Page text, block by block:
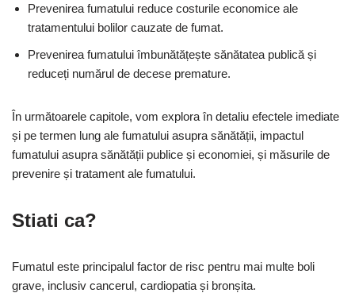
Prevenirea fumatului reduce costurile economice ale
tratamentului bolilor cauzate de fumat.
Prevenirea fumatului îmbunătățește sănătatea publică și
reduceți numărul de decese premature.
În următoarele capitole, vom explora în detaliu efectele imediate
și pe termen lung ale fumatului asupra sănătății, impactul
fumatului asupra sănătății publice și economiei, și măsurile de
prevenire și tratament ale fumatului.
Stiati ca?
Fumatul este principalul factor de risc pentru mai multe boli
grave, inclusiv cancerul, cardiopatia și bronșita.